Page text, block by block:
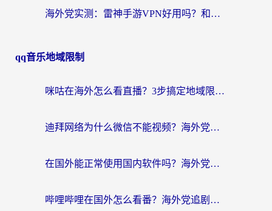
海外党实测：雷神手游VPN好用吗？和闪电VPN对比哪个回国效果更好？附小众工具深度测评
qq音乐地域限制
咪咕在海外怎么看直播？3步搞定地域限制，还能畅看腾讯视频与国内热剧
迪拜网络为什么微信不能视频？海外党必看的回国加速全攻略
在国外能正常使用国内软件吗？海外党亲测有效的无缝访问指南
哔哩哔哩在国外怎么看番？海外党追剧看片的终极解决方案